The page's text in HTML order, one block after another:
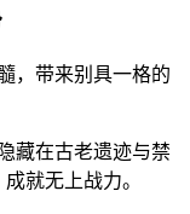
，带来别具一格的
藏在古老遗迹与禁
就无上战力。